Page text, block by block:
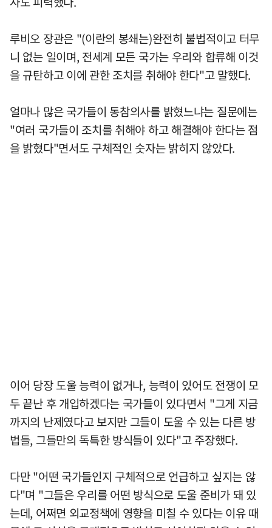
루비오 장관은 "(이란의 봉쇄는)완전히 불법적이고 터무
니 없는 일이며, 전세계 모든 국가는 우리와 합류해 이것
을 규탄하고 이에 관한 조치를 취해야 한다"고 말했다.
얼마나 많은 국가들이 동참의사를 밝혔느냐는 질문에는
"여러 국가들이 조치를 취해야 하고 해결해야 한다는 점
을 밝혔다"면서도 구체적인 숫자는 밝히지 않았다.
이어 당장 도울 능력이 없거나, 능력이 있어도 전쟁이 모
두 끝난 후 개입하겠다는 국가들이 있다면서 "그게 지금
까지의 난제였다고 보지만 그들이 도울 수 있는 다른 방
법들, 그들만의 독특한 방식들이 있다"고 주장했다.
다만 "어떤 국가들인지 구체적으로 언급하고 싶지는 않
다"며 "그들은 우리를 어떤 방식으로 도울 준비가 돼 있
는데, 어쩌면 외교정책에 영향을 미칠 수 있다는 이유 때